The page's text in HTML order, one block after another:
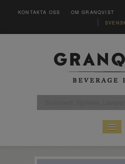
KONTAKTA OSS OM GRANQVIST
|